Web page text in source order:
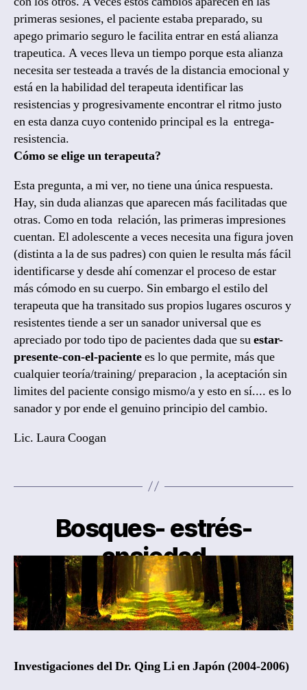
primeras sesiones, el paciente estaba preparado, su
apego primario seguro le facilita entrar en está alianza
trapeutica. A veces lleva un tiempo porque esta alianza
necesita ser testeada a través de la distancia emocional y
está en la habilidad del terapeuta identificar las
resistencias y progresivamente encontrar el ritmo justo
en esta danza cuyo contenido principal es la entrega-
resistencia.
Cómo se elige un terapeuta?
Esta pregunta, a mi ver, no tiene una única respuesta.
Hay, sin duda alianzas que aparecen más facilitadas que
otras. Como en toda relación, las primeras impresiones
cuentan. El adolescente a veces necesita una figura joven
(distinta a la de sus padres) con quien le resulta más fácil
identificarse y desde ahí comenzar el proceso de estar
más cómodo en su cuerpo. Sin embargo el estilo del
terapeuta que ha transitado sus propios lugares oscuros y
resistentes tiende a ser un sanador universal que es
apreciado por todo tipo de pacientes dada que suestar-
presente-con-el-pacientees lo que permite, más que
cualquier teoría/training/ preparacion , la aceptación sin
limites del paciente consigo mismo/a y esto en sí.... es lo
sanador y por ende el genuino principio del cambio.
Lic. Laura Coogan
Bosques- estrés-
ansiedad
Post
author
ByLaura Coogan, Psicoterapeuta
Post
date
December 4, 2018
Investigaciones del Dr. Qing Li en Japón (2004-2006)